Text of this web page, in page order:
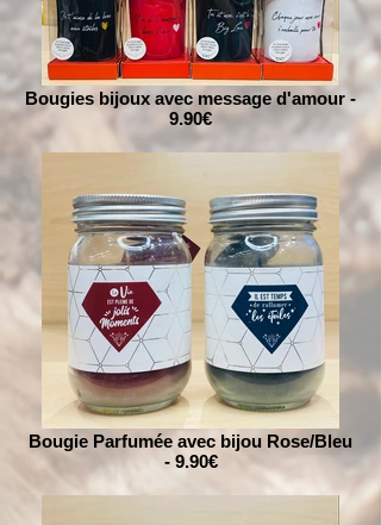
Bougies bijoux avec message d'amour -
9.90€
Bougie Parfumée avec bijou Rose/Bleu
- 9.90€